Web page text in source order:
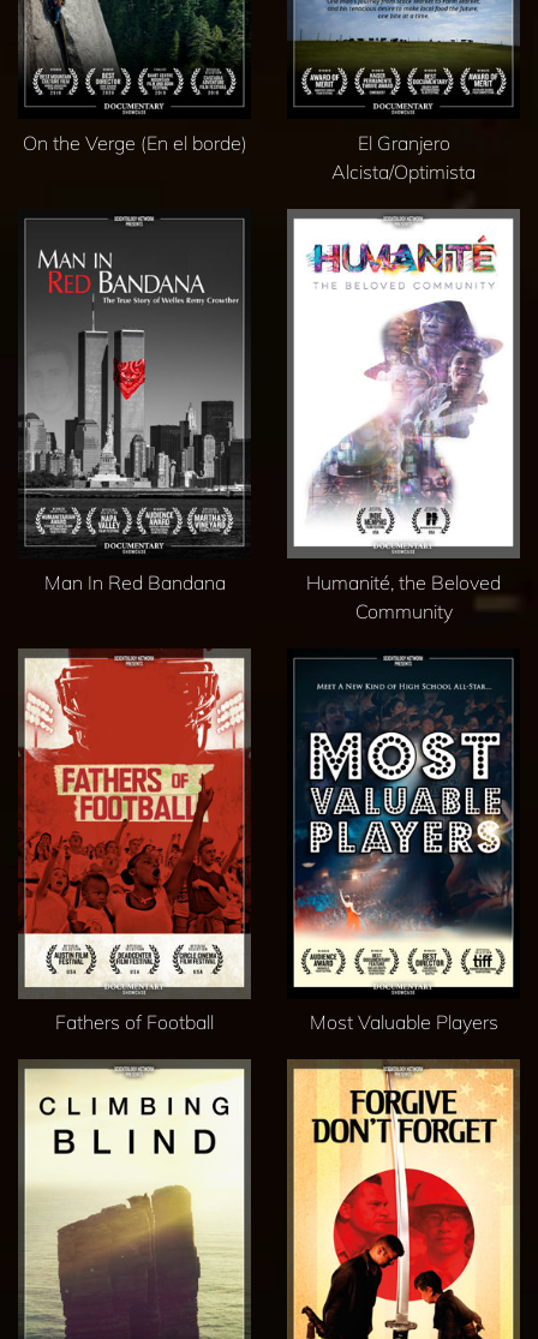
On the Verge (En el borde)
El Granjero
Alcista/Optimista
Man In Red Bandana
Humanité, the Beloved
Community
Fathers of Football Most Valuable Players